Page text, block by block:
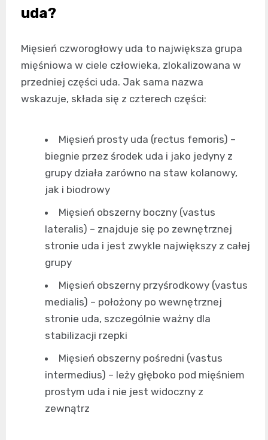
uda?
Mięsień czworogłowy uda to największa grupa
mięśniowa w ciele człowieka, zlokalizowana w
przedniej części uda. Jak sama nazwa
wskazuje, składa się z czterech części:
Mięsień prosty uda (rectus femoris) –
biegnie przez środek uda i jako jedyny z
grupy działa zarówno na staw kolanowy,
jak i biodrowy
Mięsień obszerny boczny (vastus
lateralis) – znajduje się po zewnętrznej
stronie uda i jest zwykle największy z całej
grupy
Mięsień obszerny przyśrodkowy (vastus
medialis) – położony po wewnętrznej
stronie uda, szczególnie ważny dla
stabilizacji rzepki
Mięsień obszerny pośredni (vastus
intermedius) – leży głęboko pod mięśniem
prostym uda i nie jest widoczny z
zewnątrz